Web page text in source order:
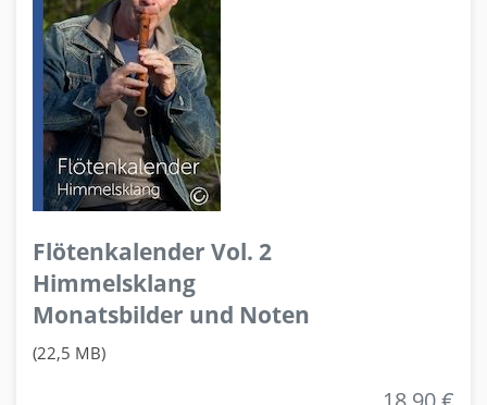
Flötenkalender Vol. 2
Himmelsklang
Monatsbilder und Noten
(22,5 MB)